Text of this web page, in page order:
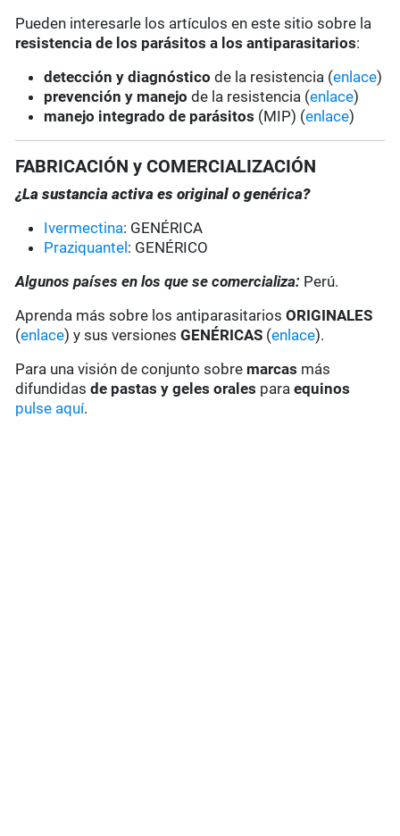
Pueden interesarle los artículos en este sitio sobre la
resistencia de los parásitos a los antiparasitarios:
detección y diagnóstico de la resistencia (enlace)
prevención y manejo de la resistencia (enlace)
manejo integrado de parásitos (MIP) (enlace)
FABRICACIÓN y COMERCIALIZACIÓN
¿La sustancia activa es original o genérica?
Ivermectina: GENÉRICA
Praziquantel : GENÉRICO
Algunos países en los que se comercializa: Perú.
Aprenda más sobre los antiparasitariosORIGINALES
(enlace) y sus versionesGENÉRICAS (enlace).
Para una visión de conjunto sobre marcas más
difundidas de pastas y geles orales paraequinos
pulse aquí.